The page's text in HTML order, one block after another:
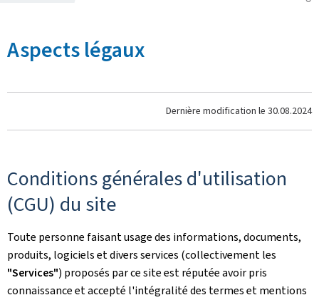
Aspects légaux
Dernière modification le 30.08.2024
Conditions générales d'utilisation
(CGU) du site
Toute personne faisant usage des informations, documents,
produits, logiciels et divers services (collectivement les
"Services") proposés par ce site est réputée avoir pris
connaissance et accepté l'intégralité des termes et mentions